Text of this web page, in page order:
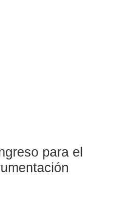
para el